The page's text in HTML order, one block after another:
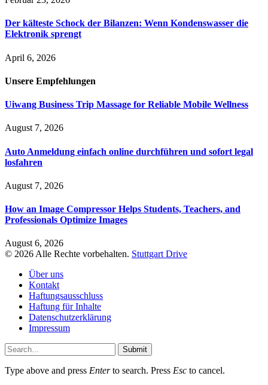
Der kälteste Schock der Bilanzen: Wenn Kondenswasser die
Elektronik sprengt
April 6, 2026
Unsere Empfehlungen
Uiwang Business Trip Massage for Reliable Mobile Wellness
August 7, 2026
Auto Anmeldung einfach online durchführen und sofort legal
losfahren
August 7, 2026
How an Image Compressor Helps Students, Teachers, and
Professionals Optimize Images
August 6, 2026
© 2026 Alle Rechte vorbehalten. Stuttgart Drive
Über uns
Kontakt
Haftungsausschluss
Haftung für Inhalte
Datenschutzerklärung
Impressum
Submit
Type above and press Enterto search. Press Esc to cancel.